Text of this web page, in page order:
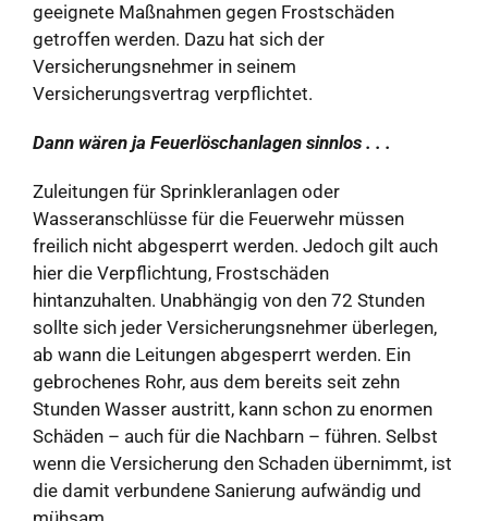
geeignete Maßnahmen gegen Frostschäden
getroffen werden. Dazu hat sich der
Versicherungsnehmer in seinem
Versicherungsvertrag verpflichtet.
Dann wären ja Feuerlöschanlagen sinnlos . . .
Zuleitungen für Sprinkleranlagen oder
Wasseranschlüsse für die Feuerwehr müssen
freilich nicht abgesperrt werden. Jedoch gilt auch
hier die Verpflichtung, Frostschäden
hintanzuhalten. Unabhängig von den 72 Stunden
sollte sich jeder Versicherungsnehmer überlegen,
ab wann die Leitungen abgesperrt werden. Ein
gebrochenes Rohr, aus dem bereits seit zehn
Stunden Wasser austritt, kann schon zu enormen
Schäden – auch für die Nachbarn – führen. Selbst
wenn die Versicherung den Schaden übernimmt, ist
die damit verbundene Sanierung aufwändig und